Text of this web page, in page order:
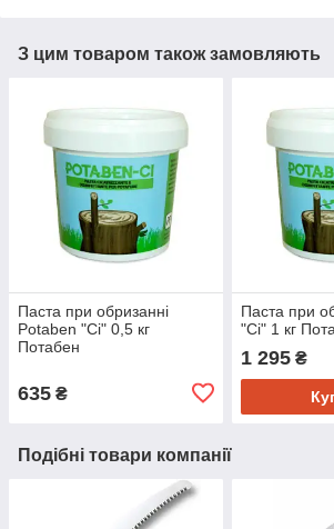
З цим товаром також замовляють
Паста при обризанні
Potaben "Ci" 0,5 кг
Потабен
635 ₴
Паста при
"Ci" 1 кг
1 295₴
Подібні товари компанії